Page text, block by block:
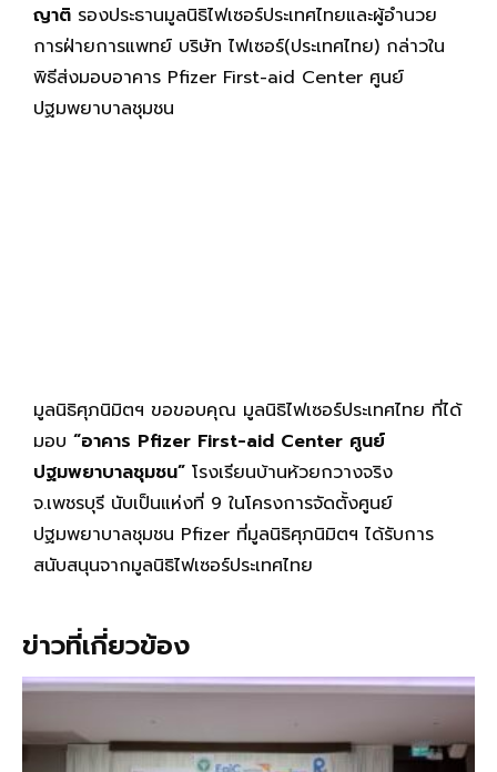
ญาติ รองประธานมูลนิธิไฟเซอร์ประเทศไทยและผู้อำนวย
การฝ่ายการแพทย์ บริษัท ไฟเซอร์(ประเทศไทย) กล่าวใน
พิธีส่งมอบอาคาร Pfizer First-aid Center ศูนย์
ปฐมพยาบาลชุมชน
มูลนิธิศุภนิมิตฯ ขอขอบคุณ มูลนิธิไฟเซอร์ประเทศไทย ที่ได้
มอบ “อาคาร Pfizer First-aid Center ศูนย์
ปฐมพยาบาลชุมชน” โรงเรียนบ้านห้วยกวางจริง
จ.เพชรบุรี นับเป็นแห่งที่ 9 ในโครงการจัดตั้งศูนย์
ปฐมพยาบาลชุมชน Pfizer ที่มูลนิธิศุภนิมิตฯ ได้รับการ
สนับสนุนจากมูลนิธิไฟเซอร์ประเทศไทย
ข่าวที่เกี่ยวข้อง